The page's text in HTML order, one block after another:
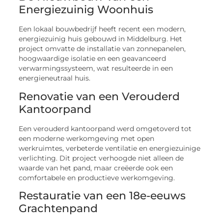
Energiezuinig Woonhuis
Een lokaal bouwbedrijf heeft recent een modern,
energiezuinig huis gebouwd in Middelburg. Het
project omvatte de installatie van zonnepanelen,
hoogwaardige isolatie en een geavanceerd
verwarmingssysteem, wat resulteerde in een
energieneutraal huis.
Renovatie van een Verouderd
Kantoorpand
Een verouderd kantoorpand werd omgetoverd tot
een moderne werkomgeving met open
werkruimtes, verbeterde ventilatie en energiezuinige
verlichting. Dit project verhoogde niet alleen de
waarde van het pand, maar creëerde ook een
comfortabele en productieve werkomgeving.
Restauratie van een 18e-eeuws
Grachtenpand